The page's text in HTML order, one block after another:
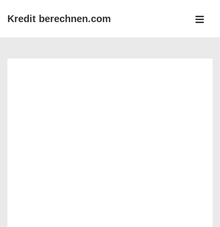
ZumKredit berechnen.com